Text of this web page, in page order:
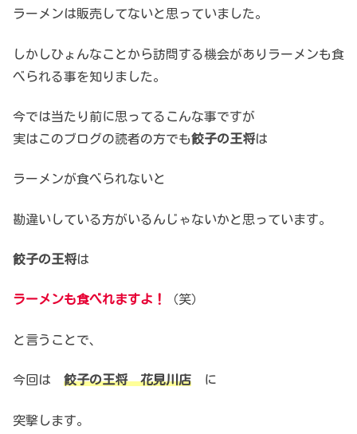
ラーメンは販売してないと思っていました。
しかしひょんなことから訪問する機会がありラーメンも食
べられる事を知りました。
今では当たり前に思ってるこんな事ですが
実はこのブログの読者の方でも餃子の王将は
ラーメンが食べられないと
勘違いしている方がいるんじゃないかと思っています。
餃子の王将は
ラーメンも食べれますよ！ （笑）
と言うことで、
今回は 餃子の王将 花見川店 に
突撃します。